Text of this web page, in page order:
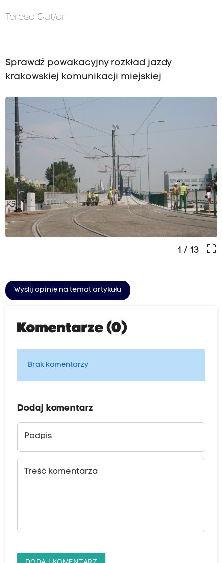
Teresa Gut/ar
Sprawdź powakacyjny rozkład jazdy
krakowskiej komunikacji miejskiej
crop_free
1 / 13
Wyślij opinię na temat artykułu
Komentarze (0)
Brak komentarzy
Dodaj komentarz
Podpis
Treść komentarza